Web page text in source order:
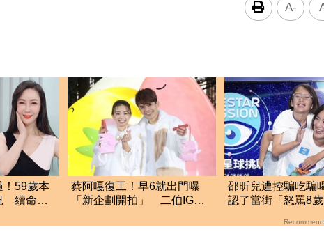
A-
！59歲本
續命心
蔡阿嘎復工！早6就出門曝
「新企劃開拍」 二伯IG也
邵昕兒遭控騙吃騙
認了當街「怒罵8